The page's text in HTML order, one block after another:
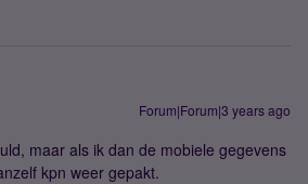
Forum|Forum|3 years ago
maar als ik dan de mobiele gegevens
kpn weer gepakt.